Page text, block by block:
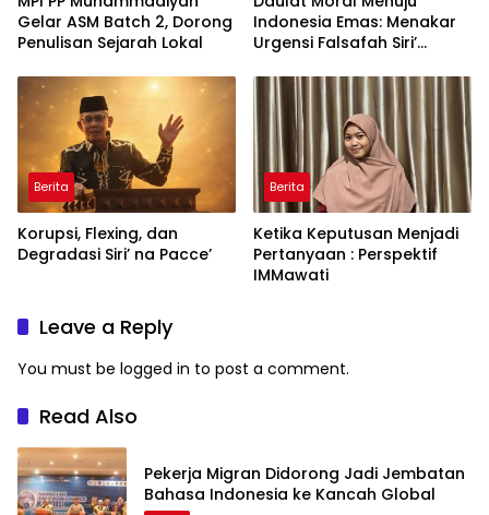
Gelar ASM Batch 2, Dorong
Penulisan Sejarah Lokal
Indonesia Emas: Menakar
Urgensi Falsafah Siri’
Ancaman Kleptokrasi
Berita
Korupsi, Flexing, dan
Degradasi Siri’ na Pacce’
Berita
Ketika Keputusan Menjadi
Pertanyaan : Perspektif
IMMawati
Leave a Reply
You must be logged in to post a comment.
Read Also
Pekerja Migran Didorong Jadi Jembatan
Bahasa Indonesia ke Kancah Global